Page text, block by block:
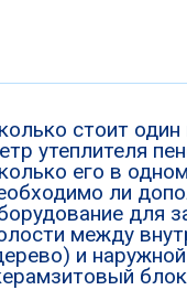
стоит один
утеплителя
его в
ли
для
между
и